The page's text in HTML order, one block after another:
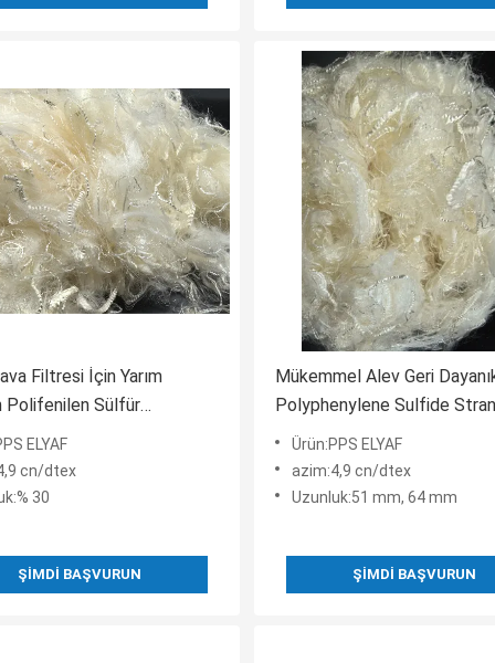
Filtresi İçin Yarım
Polifenilen Sülfür
Dokunulmamış
ELYAF
cn/dtex
30
ŞIMDI BAŞVURUN
Mükemmel Alev Geri
Polyphenylene Sulfide
Düşük Nem Emimi
Ürün:PPS ELYAF
azim:4,9 cn/dtex
Uzunluk:51 mm, 64 mm
ŞIMDI BAŞVURUN